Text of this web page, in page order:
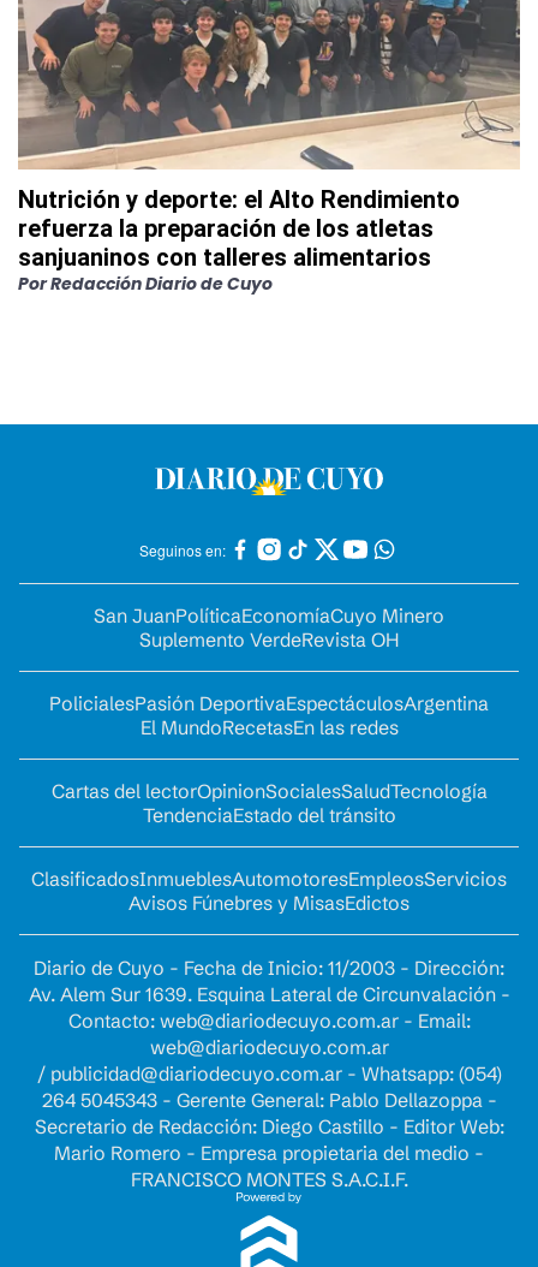
Nutrición y deporte: el Alto Rendimiento
refuerza la preparación de los atletas
sanjuaninos con talleres alimentarios
PorRedacción Diario de Cuyo
Seguinos en:
San JuanPolíticaEconomíaCuyo Minero
Suplemento VerdeRevista OH
PolicialesPasión DeportivaEspectáculosArgentina
El MundoRecetasEn las redes
Cartas del lectorOpinionSocialesSaludTecnología
TendenciaEstado del tránsito
ClasificadosInmueblesAutomotoresEmpleosServicios
Avisos Fúnebres y MisasEdictos
Diario de Cuyo - Fecha de Inicio: 11/2003 - Dirección:
Av. Alem Sur 1639. Esquina Lateral de Circunvalación -
Contacto: web@diariodecuyo.com.ar- Email:
web@diariodecuyo.com.ar
/ publicidad@diariodecuyo.com.ar- Whatsapp: (054)
264 5045343 - Gerente General: Pablo Dellazoppa -
Secretario de Redacción: Diego Castillo - Editor Web:
Mario Romero - Empresa propietaria del medio -
FRANCISCO MONTES S.A.C.I.F.